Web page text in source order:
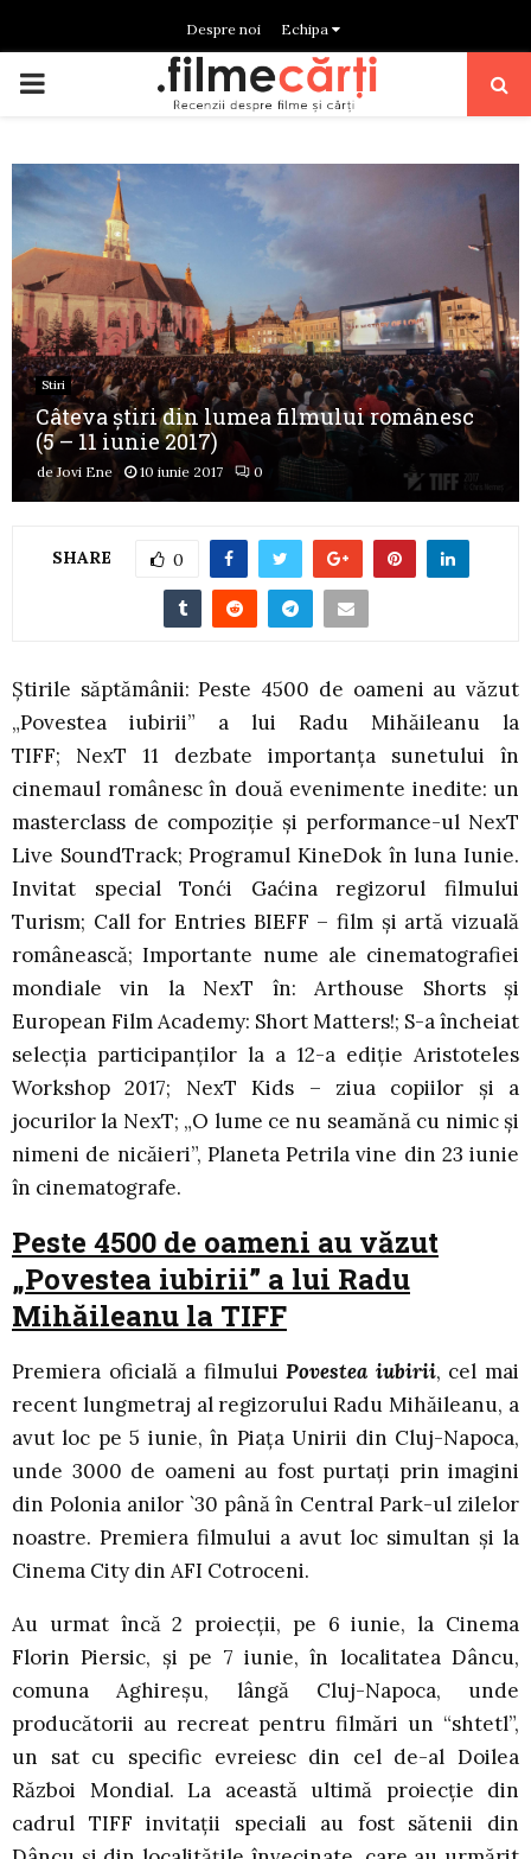
Despre noi Echipa
PRIMARY
Stiri
Câteva știri din lumea filmului românesc
(5 – 11 iunie 2017)
deJovi Ene 10 iunie 2017 0
SHARE 0
Știrile săptămânii: Peste 4500 de oameni au văzut
„Povestea iubirii” a lui Radu Mihăileanu la
TIFF; NexT 11 dezbate importanța sunetului în
cinemaul românesc în două evenimente inedite: un
masterclass de compoziție și performance-ul NexT
Live SoundTrack; Programul KineDok în luna Iunie.
Invitat special Tonći Gaćina regizorul filmului
Turism; Call for Entries BIEFF – film și artă vizuală
românească; Importante nume ale cinematografiei
mondiale vin la NexT în: Arthouse Shorts și
European Film Academy: Short Matters!; S-a încheiat
selecția participanților la a 12-a ediție Aristoteles
Workshop 2017; NexT Kids – ziua copiilor și a
jocurilor la NexT; „O lume ce nu seamănă cu nimic și
nimeni de nicăieri”, Planeta Petrila vine din 23 iunie
în cinematografe.
Peste 4500 de oameni au văzut
„Povestea iubirii” a lui Radu
Mihăileanu la TIFF
Premiera oficială a filmuluiPovestea iubirii, cel mai
recent lungmetraj al regizorului Radu Mihăileanu, a
avut loc pe 5 iunie, în Piața Unirii din Cluj-Napoca,
unde 3000 de oameni au fost purtați prin imagini
din Polonia anilor `30 până în Central Park-ul zilelor
noastre. Premiera filmului a avut loc simultan și la
Cinema City din AFI Cotroceni.
Au urmat încă 2 proiecții, pe 6 iunie, la Cinema
Florin Piersic, și pe 7 iunie, în localitatea Dâncu,
comuna Aghireșu, lângă Cluj-Napoca, unde
producătorii au recreat pentru filmări un “shtetl”,
un sat cu specific evreiesc din cel de-al Doilea
Război Mondial. La această ultimă proiecție din
cadrul TIFF invitații speciali au fost sătenii din